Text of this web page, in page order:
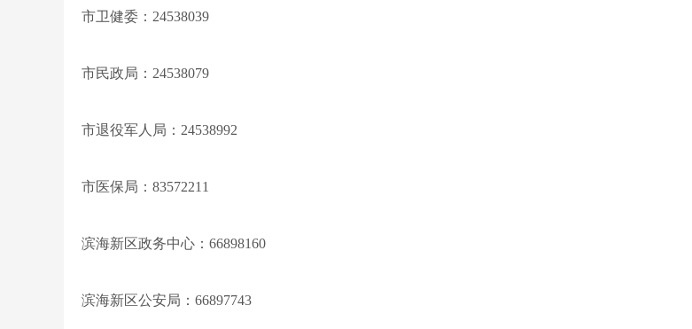
市卫健委：24538039
市民政局：24538079
市退役军人局：24538992
市医保局：83572211
滨海新区政务中心：66898160
滨海新区公安局：66897743